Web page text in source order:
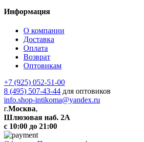
Информация
О компании
Доставка
Оплата
Возврат
Оптовикам
+7 (925) 052-51-00
8 (495) 507-43-44 для оптовиков
info.shop-intikoma@yandex.ru
г.Москва,
Шлюзовая наб. 2А
с 10:00 до 21:00